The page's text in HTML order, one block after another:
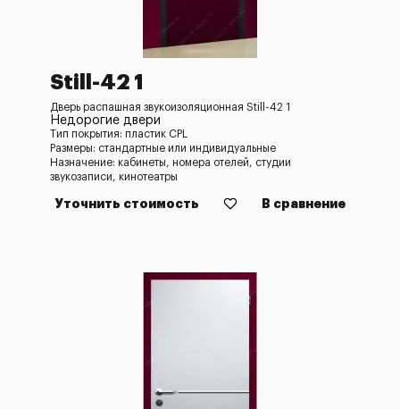
Still-42 1
Дверь распашная звукоизоляционная Still-42 1
Недорогие двери
Тип покрытия: пластик CPL
Размеры: стандартные или индивидуальные
Назначение: кабинеты, номера отелей, студии
звукозаписи, кинотеатры
Уточнить стоимость В сравнение